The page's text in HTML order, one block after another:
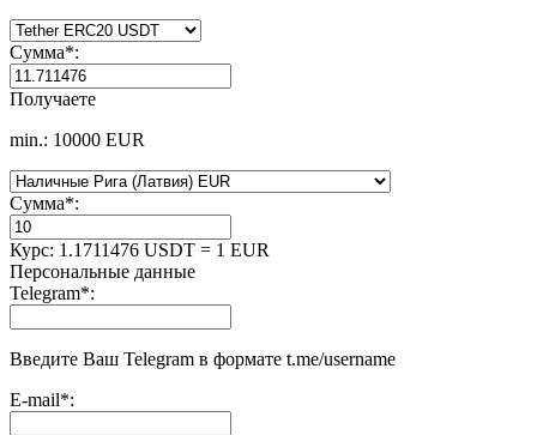
Сумма*:
Получаете
min.: 10000 EUR
Сумма*:
Курс: 1.1711476 USDT = 1 EUR
Персональные данные
Telegram*:
Введите Ваш Telegram в формате t.me/username
E-mail*: